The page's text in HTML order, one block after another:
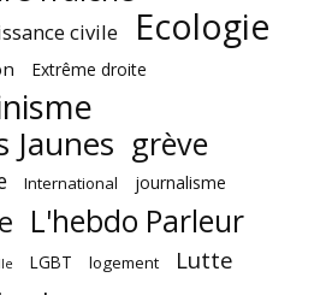
civile Ecologie
Extrême droite
Jaunes grève
International journalisme
L'hebdo Parleur
LGBT logement Lutte